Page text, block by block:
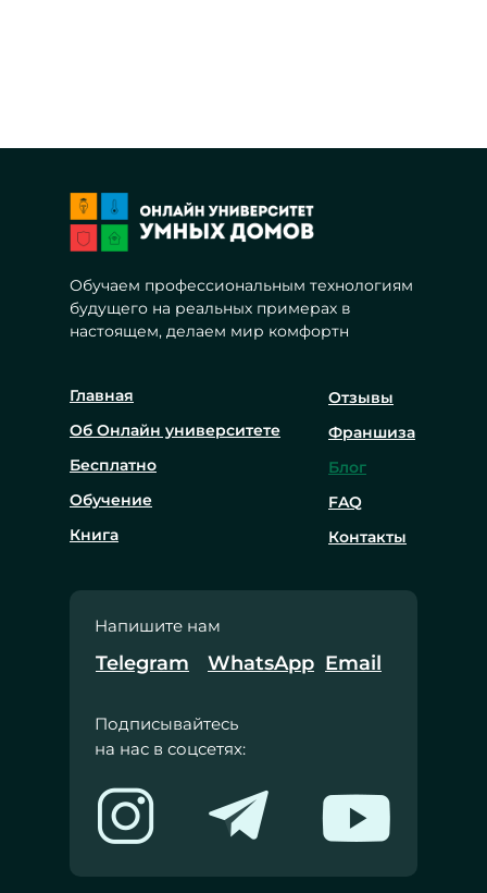
Обучаем профессиональным технологиям
будущего на реальных примерах в
настоящем, делаем мир комфортн
Главная
Об Онлайн университете
Бесплатно
Отзывы
Книга
Обучение
Франшиза
Контакты
Блог
FAQ
Напишите нам
Подписывайтесь
на нас в соцсетях:
Telegram WhatsApp Email